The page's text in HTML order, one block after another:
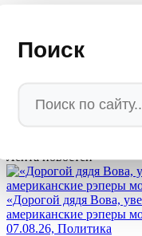
Поиск
🔥0 👍
Лента новостей
«Дорогой дядя Вова,
американские рэперы
07.08.26, Политика